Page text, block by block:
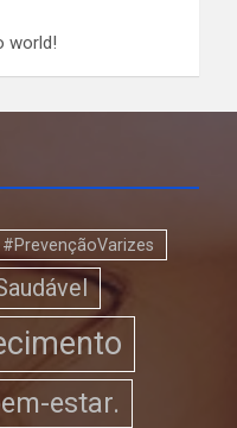
world!
#PrevençãoVarizes
estar.